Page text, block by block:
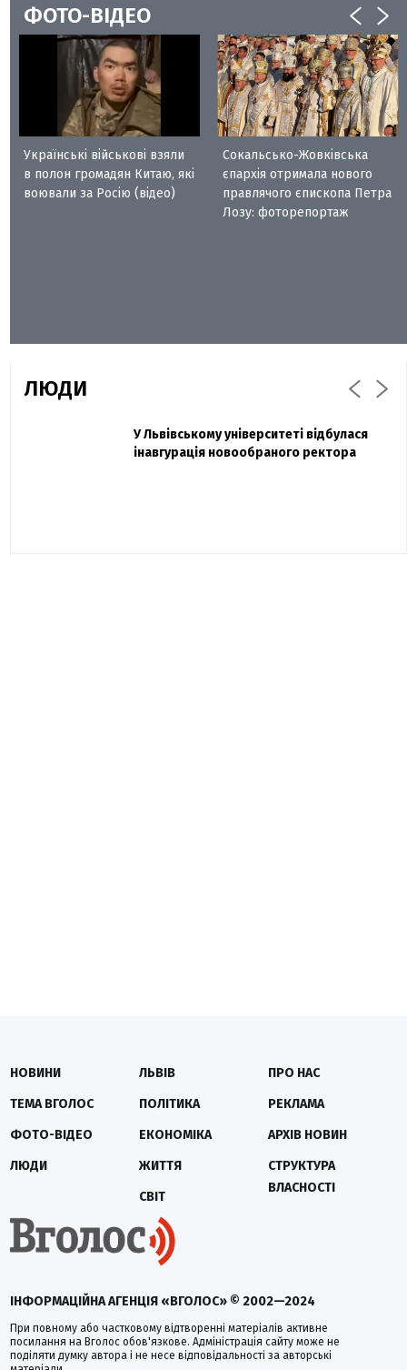
ФОТО-ВІДЕО
Українські військові взяли
в полон громадян Китаю, які
воювали за Росію (відео)
Сокальсько-Жовківська
єпархія отримала нового
правлячого єпископа Петра
Лозу: фоторепортаж
ЛЮДИ
Павло Дак
Захисник "Азовсталі" Діанов вдруге
одружився та показав фото з весілля
У Львівському університеті відбулася
інавгурація новообраного ректора
ІНФОРМАЦІЙНА АГЕНЦІЯ «ВГОЛОС» © 2002—2024
При повному або частковому відтворенні матеріалів активне
посилання на Вголос обов'язкове. Адміністрація сайту може не
поділяти думку автора і не несе відповідальності за авторські
НОВИНИ
ТЕМА ВГОЛОС
ФОТО-ВІДЕО
ЛЮДИ
ЛЬВІВ
ПОЛІТИКА
ЕКОНОМІКА
ЖИТТЯ
СВІТ
ПРО НАС
РЕКЛАМА
АРХІВ НОВИН
СТРУКТУРА
ВЛАСНОСТІ